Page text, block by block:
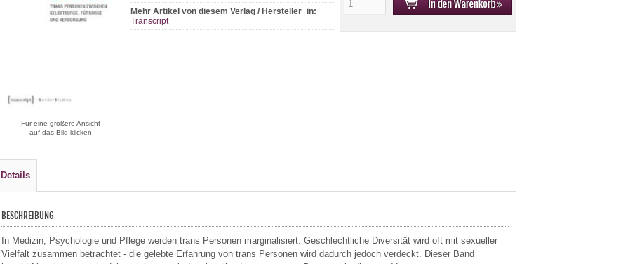
Für eine größere Ansicht
auf das Bild klicken
Mehr Artikel von diesem Verlag / Hersteller_in:
Transcript
Details
BESCHREIBUNG
In Medizin, Psychologie und Pflege werden trans Personen marginalisiert. Geschlechtliche Diversität wird oft mit sexueller
Vielfalt zusammen betrachtet - die gelebte Erfahrung von trans Personen wird dadurch jedoch verdeckt. Dieser Band